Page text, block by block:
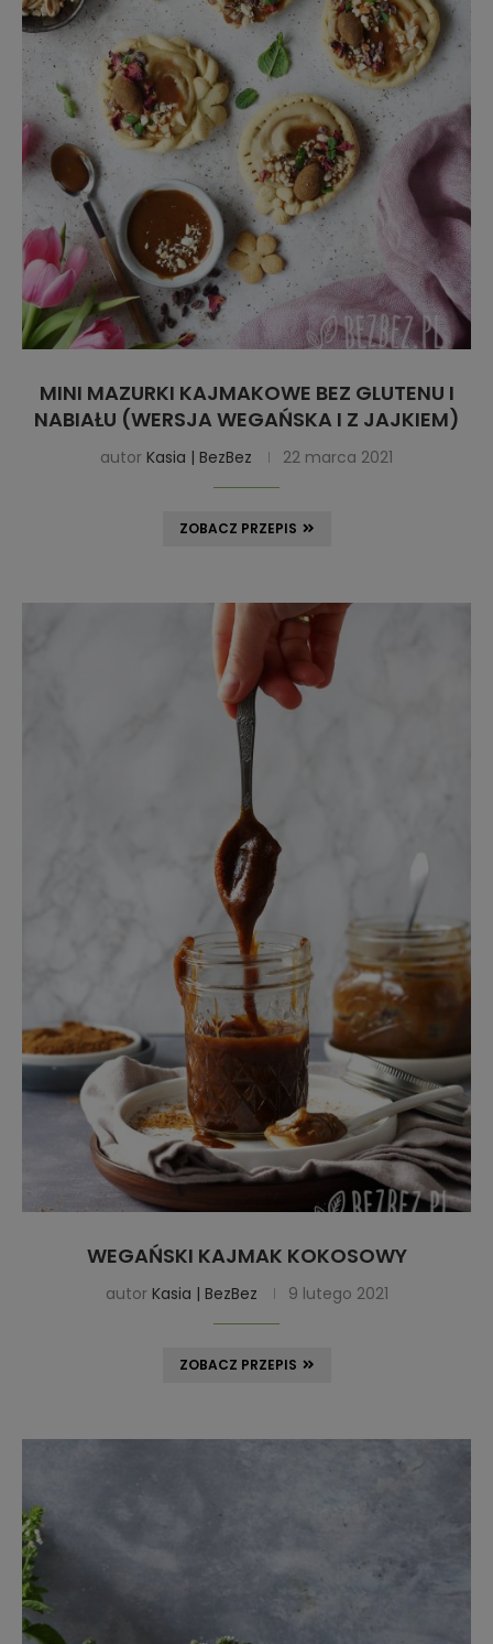
MINI MAZURKI KAJMAKOWE BEZ GLUTENU I
NABIAŁU (WERSJA WEGAŃSKA I Z JAJKIEM)
autor Kasia | BezBez 22 marca 2021
ZOBACZ PRZEPIS
WEGAŃSKI KAJMAK KOKOSOWY
autor Kasia | BezBez 9 lutego 2021
ZOBACZ PRZEPIS